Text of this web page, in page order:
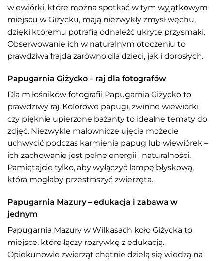
wiewiórki, które można spotkać w tym wyjątkowym
miejscu w Giżycku, mają niezwykły zmysł węchu,
dzięki któremu potrafią odnaleźć ukryte przysmaki.
Obserwowanie ich w naturalnym otoczeniu to
prawdziwa frajda zarówno dla dzieci, jak i dorosłych.
Papugarnia Giżycko – raj dla fotografów
Dla miłośników fotografii Papugarnia Giżycko to
prawdziwy raj. Kolorowe papugi, zwinne wiewiórki
czy pięknie upierzone bażanty to idealne tematy do
zdjęć. Niezwykle malownicze ujęcia możecie
uchwycić podczas karmienia papug lub wiewiórek –
ich zachowanie jest pełne energii i naturalności.
Pamiętajcie tylko, aby wyłączyć lampę błyskową,
która mogłaby przestraszyć zwierzęta.
Papugarnia Mazury – edukacja i zabawa w
jednym
Papugarnia Mazury w Wilkasach koło Giżycka to
miejsce, które łączy rozrywkę z edukacją.
Opiekunowie zwierząt chętnie dzielą się wiedzą na